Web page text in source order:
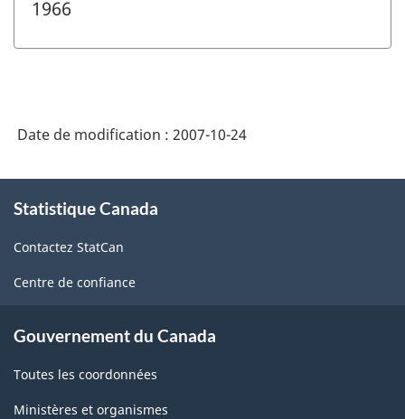
1966
Date de modification : 2007-10-24
propos
ce
site
Statistique Canada
Contactez StatCan
Centre de confiance
Gouvernement du Canada
Toutes les coordonnées
Ministères et organismes